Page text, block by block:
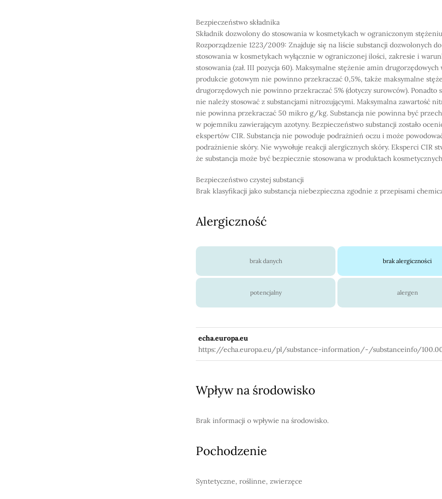
Bezpieczeństwo składnika
Składnik dozwolony do stosowania w kosmetykach w ograniczonym
Rozporządzenie 1223/2009: Znajduje się na liście substancji dozwolonych do
stosowania w kosmetykach wyłącznie w ograniczonej ilości, zakresie i
stosowania (zał. III pozycja 60). Maksymalne stężenie amin drugorzędowych
produkcie gotowym nie powinno przekraczać 0,5%, także maksymalne
drugorzędowych nie powinno przekraczać 5% (dotyczy surowców). Ponadto
nie należy stosować z substancjami nitrozującymi. Maksymalna zawartość
nie powinna przekraczać 50 mikro g/kg. Substancja nie powinna być
w pojemniku zawierającym azotyny. Bezpieczeństwo substancji zostało
ekspertów CIR. Substancja nie powoduje podrażnień oczu i może
podrażnienie skóry. Nie wywołuje reakcji alergicznych skóry. Eksperci CIR
że substancja może być bezpiecznie stosowana w produktach
Bezpieczeństwo czystej substancji
Brak klasyfikacji jako substancja niebezpieczna zgodnie z przepisami
Alergiczność
brak danych brak alergiczności
potencjalny alergen
echa.europa.eu
https://echa.europa.eu/pl/substance-information/-/substanceinfo/
Wpływ na środowisko
Brak informacji o wpływie na środowisko.
Pochodzenie
Syntetyczne, roślinne, zwierzęce